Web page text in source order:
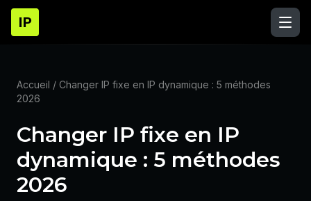
IP
Accueil / Changer IP fixe en IP dynamique : 5 méthodes
2026
Changer IP fixe en IP
dynamique : 5 méthodes
2026